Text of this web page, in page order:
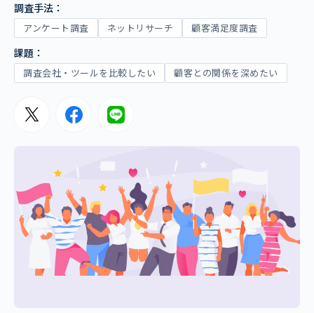
調査手法：
アンケート調査 ネットリサーチ 顧客満足度調査
課題：
調査会社・ツールを比較したい 顧客との関係を深めたい